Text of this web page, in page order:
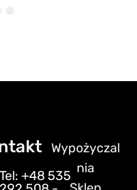
Tel: +48 535
Wypożyczal
nia